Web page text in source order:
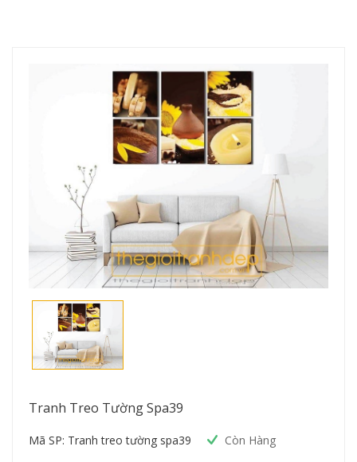
Tranh Treo Tường Spa39
Mã SP: Tranh treo tường spa39 Còn Hàng